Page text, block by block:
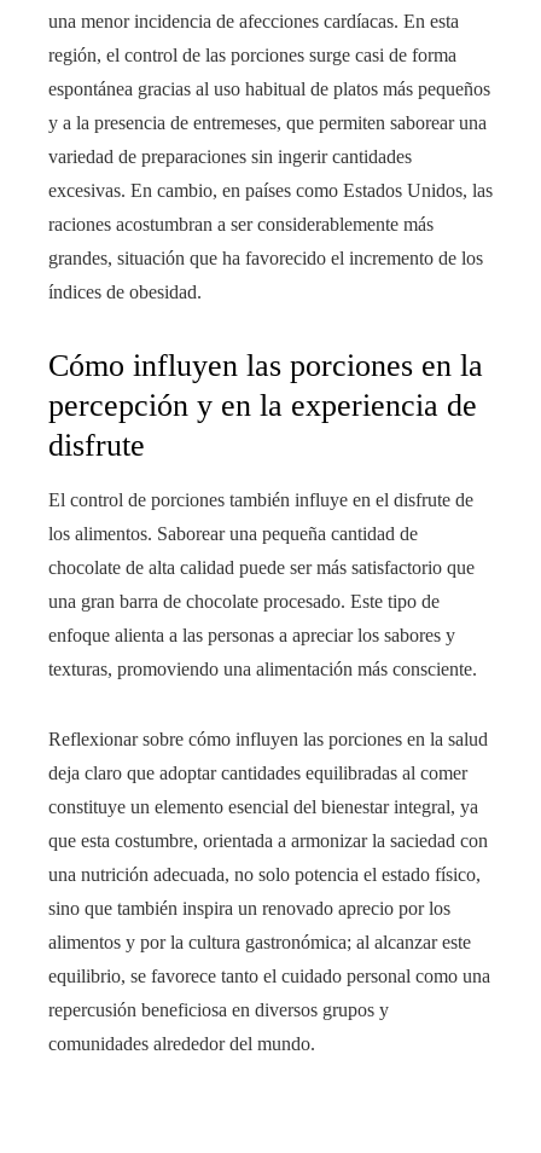
una menor incidencia de afecciones cardíacas. En esta
región, el control de las porciones surge casi de forma
espontánea gracias al uso habitual de platos más pequeños
y a la presencia de entremeses, que permiten saborear una
variedad de preparaciones sin ingerir cantidades
excesivas. En cambio, en países como Estados Unidos, las
raciones acostumbran a ser considerablemente más
grandes, situación que ha favorecido el incremento de los
índices de obesidad.
Cómo influyen las porciones en la
percepción y en la experiencia de
disfrute
El control de porciones también influye en el disfrute de
los alimentos. Saborear una pequeña cantidad de
chocolate de alta calidad puede ser más satisfactorio que
una gran barra de chocolate procesado. Este tipo de
enfoque alienta a las personas a apreciar los sabores y
texturas, promoviendo una alimentación más consciente.
Reflexionar sobre cómo influyen las porciones en la salud
deja claro que adoptar cantidades equilibradas al comer
constituye un elemento esencial del bienestar integral, ya
que esta costumbre, orientada a armonizar la saciedad con
una nutrición adecuada, no solo potencia el estado físico,
sino que también inspira un renovado aprecio por los
alimentos y por la cultura gastronómica; al alcanzar este
equilibrio, se favorece tanto el cuidado personal como una
repercusión beneficiosa en diversos grupos y
comunidades alrededor del mundo.